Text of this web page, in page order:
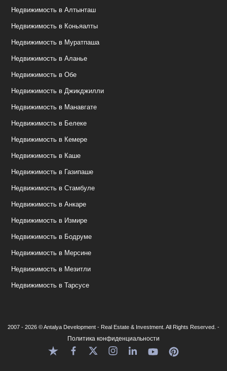
Недвижимость в Алтынташ
Недвижимость в Коньяалты
Недвижимость в Муратпаша
Недвижимость в Аланье
Недвижимость в Обе
Недвижимость в Джикджилли
Недвижимость в Манавгате
Недвижимость в Белеке
Недвижимость в Кемере
Недвижимость в Каше
Недвижимость в Газипаше
Недвижимость в Стамбуле
Недвижимость в Анкаре
Недвижимость в Измире
Недвижимость в Бодруме
Недвижимость в Мерсине
Недвижимость в Мезитли
Недвижимость в Тарсусе
2007 - 2026 © Antalya Development - Real Estate & Investment. All Rights Reserved. -
Политика конфиденциальности